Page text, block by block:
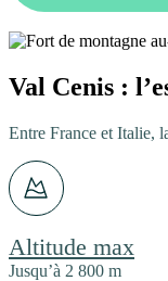
Val Cenis :
Entre France et Italie,
Altitude max
Jusqu’à 2 800 m